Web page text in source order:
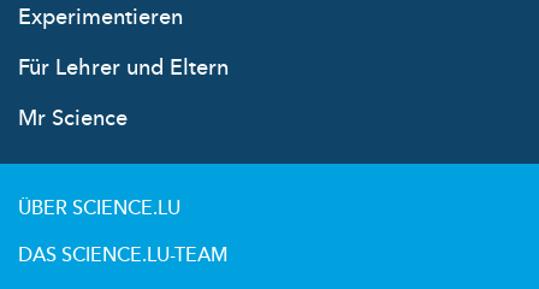
Experimentieren
Für Lehrer und Eltern
Mr Science
ÜBER SCIENCE.LU
DAS SCIENCE.LU-TEAM